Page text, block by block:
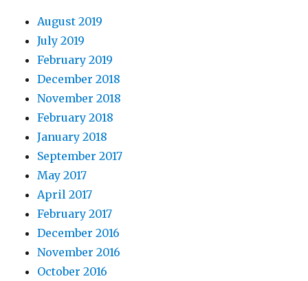
August 2019
July 2019
February 2019
December 2018
November 2018
February 2018
January 2018
September 2017
May 2017
April 2017
February 2017
December 2016
November 2016
October 2016